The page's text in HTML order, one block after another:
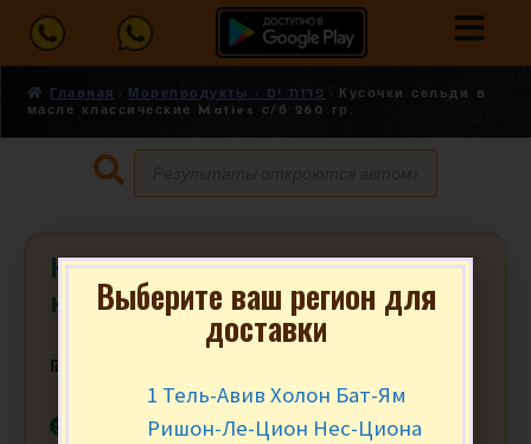
Главная Морепродукты - פרות ים
Кусочки сельди в
масле классические Maties с/б 260 гр.
Кусочки сельди в масле
классические Maties с/б 260 гр.
₪
В наличии
Выберите ваш регион для
доставки
1 Тель-Авив Холон Бат-Ям
Ришон-Ле-Цион Нес-Циона